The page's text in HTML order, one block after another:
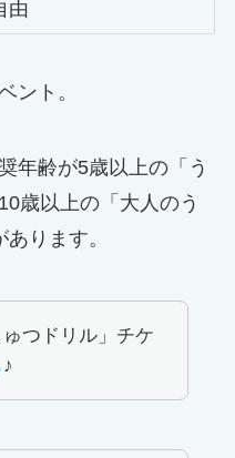
由
ント。
年齢が5歳以上の「う
歳以上の「大人のう
ります。
ゅつドリル」チケ
♪